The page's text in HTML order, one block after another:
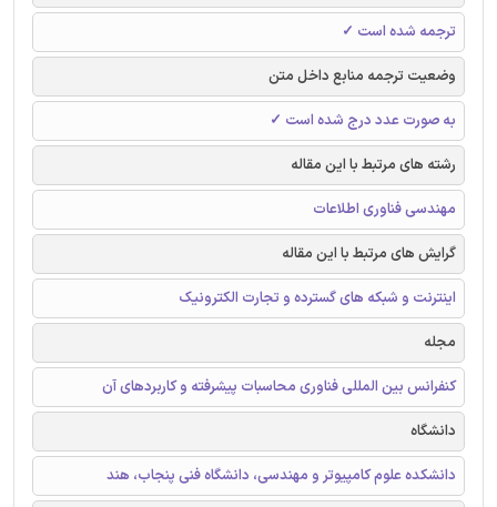
ترجمه شده است ✓
وضعیت ترجمه منابع داخل متن
به صورت عدد درج شده است ✓
رشته های مرتبط با این مقاله
مهندسی فناوری اطلاعات
گرایش های مرتبط با این مقاله
اینترنت و شبکه های گسترده و تجارت الکترونیک
مجله
کنفرانس بین المللی فناوری محاسبات پیشرفته و کاربردهای آن
دانشگاه
دانشکده علوم کامپیوتر و مهندسی، دانشگاه فنی پنجاب، هند